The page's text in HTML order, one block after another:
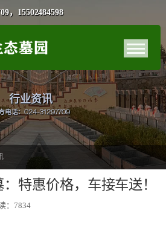
，15502484598
行业资讯
电话：024-31297709
特惠价格，车接车送！
：7834